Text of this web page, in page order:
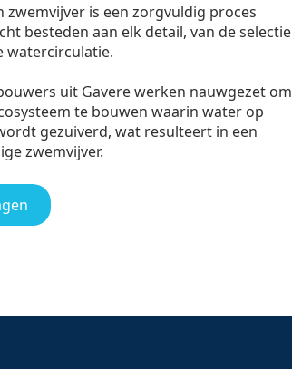
zwemvijver is een zorgvuldig proces
besteden aan elk detail, van de selectie
watercirculatie.
uit Gavere werken nauwgezet om
te bouwen waarin water op
gezuiverd, wat resulteert in een
zwemvijver.